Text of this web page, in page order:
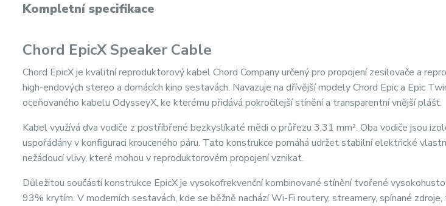
Kompletní specifikace
Chord EpicX Speaker Cable
Chord EpicX je kvalitní reproduktorový kabel Chord Company určený pro propojení zesilovače a
high-endových stereo a domácích kino sestavách. Navazuje na dřívější modely Chord Epic a Epic
oceňovaného kabelu OdysseyX, ke kterému přidává pokročilejší stínění a transparentní vnější plášť.
Kabel využívá dva vodiče z postříbřené bezkyslíkaté mědi o průřezu 3,31 mm². Oba vodiče jsou
uspořádány v konfiguraci krouceného páru. Tato konstrukce pomáhá udržet stabilní elektrické
nežádoucí vlivy, které mohou v reproduktorovém propojení vznikat.
Důležitou součástí konstrukce EpicX je vysokofrekvenční kombinované stínění tvořené
93% krytím. V moderních sestavách, kde se běžně nachází Wi-Fi routery, streamery, spínané